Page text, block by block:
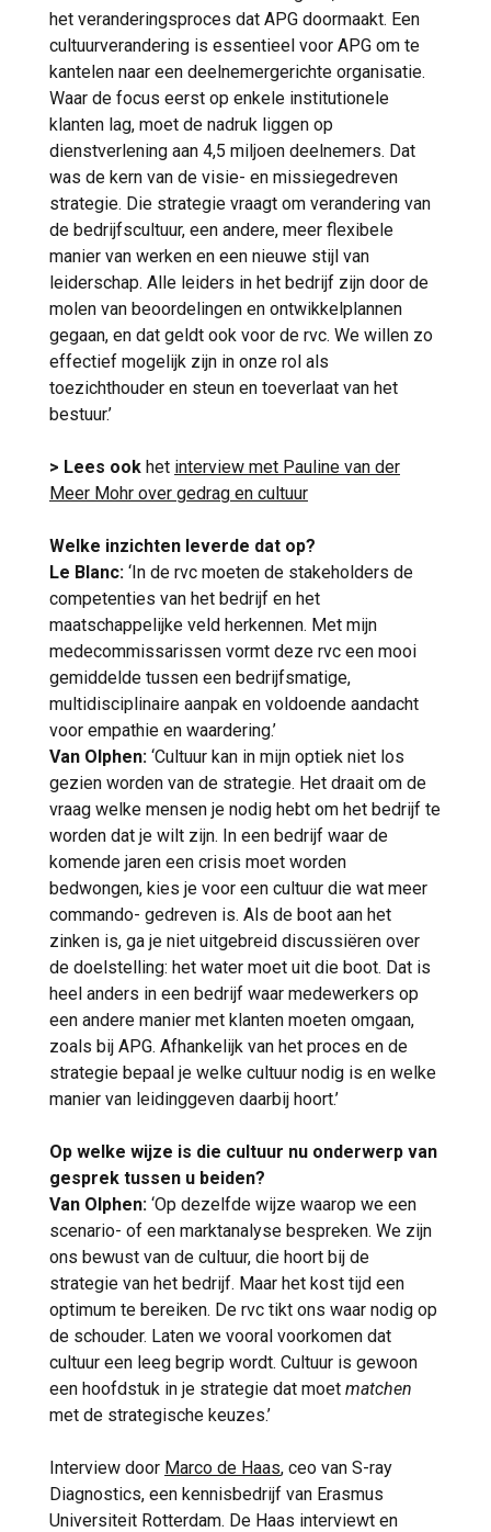
het veranderingsproces dat APG doormaakt. Een
cultuurverandering is essentieel voor APG om te
kantelen naar een deelnemergerichte organisatie.
Waar de focus eerst op enkele institutionele
klanten lag, moet de nadruk liggen op
dienstverlening aan 4,5 miljoen deelnemers. Dat
was de kern van de visie- en missiegedreven
strategie. Die strategie vraagt om verandering van
de bedrijfscultuur, een andere, meer flexibele
manier van werken en een nieuwe stijl van
leiderschap. Alle leiders in het bedrijf zijn door de
molen van beoordelingen en ontwikkelplannen
gegaan, en dat geldt ook voor de rvc. We willen zo
effectief mogelijk zijn in onze rol als
toezichthouder en steun en toeverlaat van het
bestuur.’
> Lees ook het interview met Pauline van der
Meer Mohr over gedrag en cultuur
Welke inzichten leverde dat op?
Le Blanc: ‘In de rvc moeten de stakeholders de
competenties van het bedrijf en het
maatschappelijke veld herkennen. Met mijn
medecommissarissen vormt deze rvc een mooi
gemiddelde tussen een bedrijfsmatige,
multidisciplinaire aanpak en voldoende aandacht
voor empathie en waardering.’
Van Olphen: ‘Cultuur kan in mijn optiek niet los
gezien worden van de strategie. Het draait om de
vraag welke mensen je nodig hebt om het bedrijf te
worden dat je wilt zijn. In een bedrijf waar de
komende jaren een crisis moet worden
bedwongen, kies je voor een cultuur die wat meer
commando- gedreven is. Als de boot aan het
zinken is, ga je niet uitgebreid discussiëren over
de doelstelling: het water moet uit die boot. Dat is
heel anders in een bedrijf waar medewerkers op
een andere manier met klanten moeten omgaan,
zoals bij APG. Afhankelijk van het proces en de
strategie bepaal je welke cultuur nodig is en welke
manier van leidinggeven daarbij hoort.’
Op welke wijze is die cultuur nu onderwerp van
gesprek tussen u beiden?
Van Olphen: ‘Op dezelfde wijze waarop we een
scenario- of een marktanalyse bespreken. We zijn
ons bewust van de cultuur, die hoort bij de
strategie van het bedrijf. Maar het kost tijd een
optimum te bereiken. De rvc tikt ons waar nodig op
de schouder. Laten we vooral voorkomen dat
cultuur een leeg begrip wordt. Cultuur is gewoon
een hoofdstuk in je strategie dat moet matchen
met de strategische keuzes.’
Interview door Marco de Haas, ceo van S-ray
Diagnostics, een kennisbedrijf van Erasmus
Universiteit Rotterdam. De Haas interviewt en